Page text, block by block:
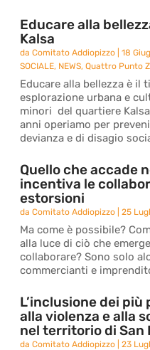
Educare alla
Kalsa
daComitato Addiopizzo |18
SOCIALE, NEWS,Quattro Punto
Educare alla bellezza è il
esplorazione urbana e
minori del quartiere
anni operiamo per
devianza e di disagio
Quello che accade
incentiva le
estorsioni
daComitato Addiopizzo |25
Ma come è possibile?
alla luce di ciò che
collaborare? Sono solo
commercianti e
L’inclusione dei
alla violenza e alla
nel territorio di San
daComitato Addiopizzo |23